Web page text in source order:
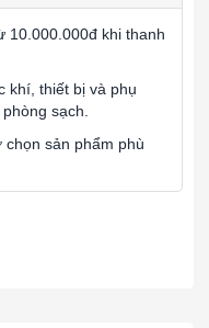
10.000.000đ khi thanh
khí, thiết bị và phụ
sạch.
sản phẩm phù